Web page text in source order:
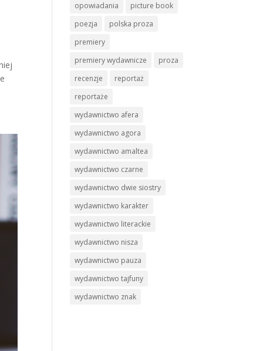
opowiadania
picture book
poezja
polska proza
premiery
premiery wydawnicze
proza
recenzje
reportaż
reportaże
wydawnictwo afera
wydawnictwo agora
wydawnictwo amaltea
wydawnictwo czarne
wydawnictwo dwie siostry
wydawnictwo karakter
wydawnictwo literackie
wydawnictwo nisza
wydawnictwo pauza
wydawnictwo tajfuny
wydawnictwo znak